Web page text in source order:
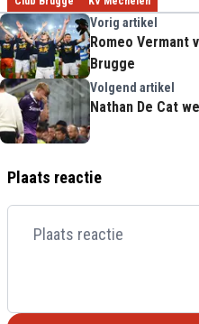
Vorig artikel
Romeo Vermant
Brugge
Volgend artikel
Nathan De Cat
Plaats reactie